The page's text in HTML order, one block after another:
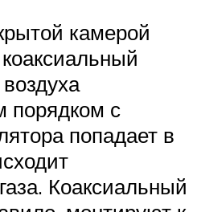
камерой
порядком с
попадает в
Коаксиальный